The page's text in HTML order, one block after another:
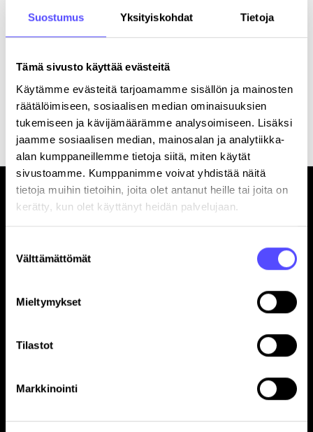
Suostumus Yksityiskohdat Tietoja
Tämä sivusto käyttää evästeitä
Käytämme evästeitä tarjoamamme sisällön ja mainosten
räätälöimiseen, sosiaalisen median ominaisuuksien
tukemiseen ja kävijämäärämme analysoimiseen. Lisäksi
jaamme sosiaalisen median, mainosalan ja analytiikka-
alan kumppaneillemme tietoja siitä, miten käytät
sivustoamme. Kumppanimme voivat yhdistää näitä
tietoja muihin tietoihin, joita olet antanut heille tai joita on
kerätty, kun olet käyttänyt heidän palvelujaan.
valinta
Välttämättömät
Mieltymykset
Tilastot
Markkinointi
Rekisteröitymällä hyväksyt palvelunkäyttöehdot.
Yrityksille
Hinnasto
Referenssit
Blogi